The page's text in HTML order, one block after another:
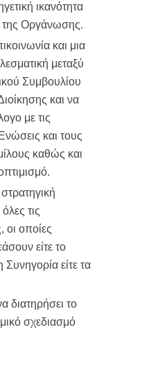
ικανότητα
της Οργάνωσης.
και μια
μεταξύ
Συμβουλίου
και να
με τις
και τους
καθώς και
τις
οι οποίες
είτε το
Συνηγορία είτε τα
διατηρήσει το
σχεδιασμό